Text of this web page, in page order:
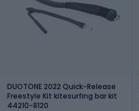
DUOTONE 2022 Quick-Release
Freestyle Kit kitesurfing bar kit
44210-8120